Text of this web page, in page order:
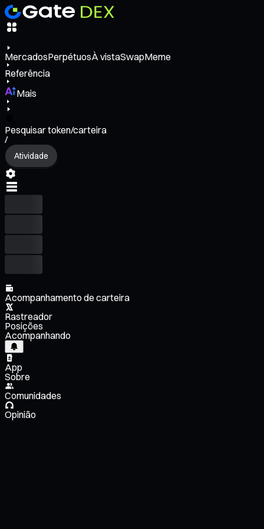
MercadosPerpétuosÀ vistaSwapMeme
Referência
Mais
Pesquisar token/carteira
/
Atividade
Acompanhamento de carteira
Rastreador
Posições
Acompanhando
App
Sobre
Comunidades
Opinião